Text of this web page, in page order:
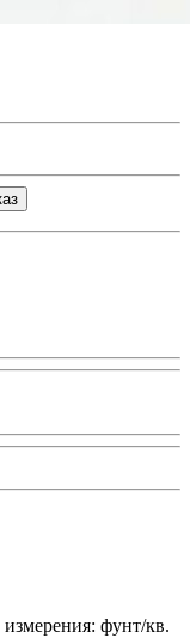
фунт/кв.